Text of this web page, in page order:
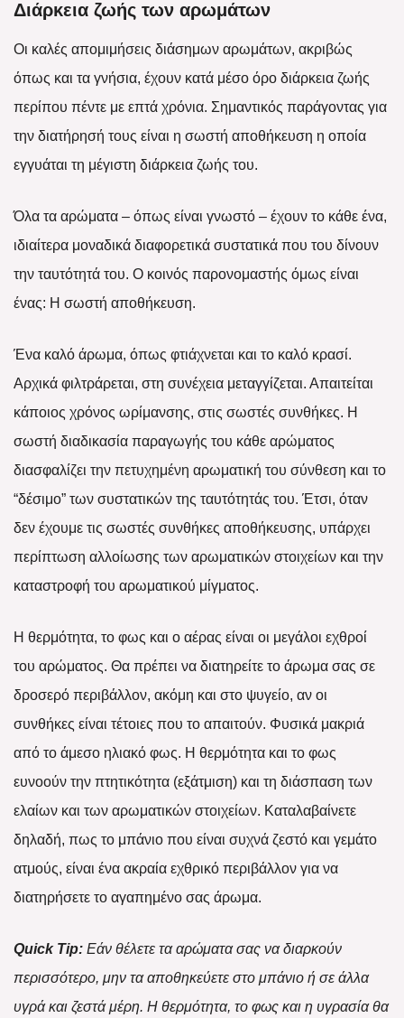
Διάρκεια ζωής των αρωμάτων
Οι καλές απομιμήσεις διάσημων αρωμάτων, ακριβώς
όπως και τα γνήσια, έχουν κατά μέσο όρο διάρκεια ζωής
περίπου πέντε με επτά χρόνια. Σημαντικός παράγοντας για
την διατήρησή τους είναι η σωστή αποθήκευση η οποία
εγγυάται τη μέγιστη διάρκεια ζωής του.
Όλα τα αρώματα – όπως είναι γνωστό – έχουν το κάθε ένα,
ιδιαίτερα μοναδικά διαφορετικά συστατικά που του δίνουν
την ταυτότητά του. Ο κοινός παρονομαστής όμως είναι
ένας: Η σωστή αποθήκευση.
Ένα καλό άρωμα, όπως φτιάχνεται και το καλό κρασί.
Αρχικά φιλτράρεται, στη συνέχεια μεταγγίζεται. Απαιτείται
κάποιος χρόνος ωρίμανσης, στις σωστές συνθήκες. Η
σωστή διαδικασία παραγωγής του κάθε αρώματος
διασφαλίζει την πετυχημένη αρωματική του σύνθεση και το
“δέσιμο” των συστατικών της ταυτότητάς του. Έτσι, όταν
δεν έχουμε τις σωστές συνθήκες αποθήκευσης, υπάρχει
περίπτωση αλλοίωσης των αρωματικών στοιχείων και την
καταστροφή του αρωματικού μίγματος.
Η θερμότητα, το φως και ο αέρας είναι οι μεγάλοι εχθροί
του αρώματος. Θα πρέπει να διατηρείτε το άρωμα σας σε
δροσερό περιβάλλον, ακόμη και στο ψυγείο, αν οι
συνθήκες είναι τέτοιες που το απαιτούν. Φυσικά μακριά
από το άμεσο ηλιακό φως. Η θερμότητα και το φως
ευνοούν την πτητικότητα (εξάτμιση) και τη διάσπαση των
ελαίων και των αρωματικών στοιχείων. Καταλαβαίνετε
δηλαδή, πως το μπάνιο που είναι συχνά ζεστό και γεμάτο
ατμούς, είναι ένα ακραία εχθρικό περιβάλλον για να
διατηρήσετε το αγαπημένο σας άρωμα.
Quick Tip: Εάν θέλετε τα αρώματα σας να διαρκούν
περισσότερο, μην τα αποθηκεύετε στο μπάνιο ή σε άλλα
υγρά και ζεστά μέρη. Η θερμότητα, το φως και η υγρασία θα